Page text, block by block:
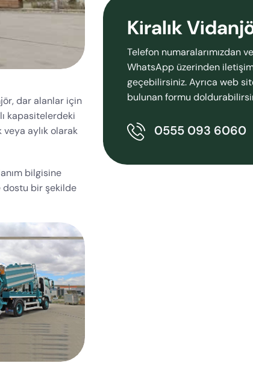
dar alanlar için
kapasitelerdeki
aylık olarak
bilgisine
dostu bir şekilde
Kiralık
Telefon numaralarımızdan
WhatsApp üzerinden
geçebilirsiniz. Ayrıca web
bulunan formu
0555 093 6060